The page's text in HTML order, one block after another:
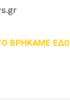
ΒΡΗΚΑΜΕ ΕΔΩ